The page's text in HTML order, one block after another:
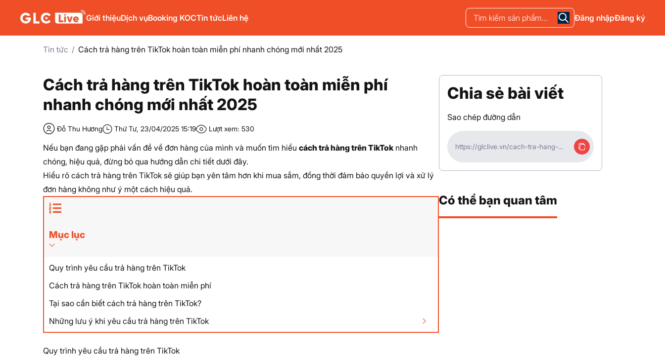
Giới thiệuDịch vụBooking KOCTin tứcLiên hệ Đăng nhậpĐăng ký
Tin tức Cách trả hàng trên TikTok hoàn toàn miễn phí nhanh chóng mới nhất 2025
Cách trả hàng trên TikTok hoàn toàn miễn phí
nhanh chóng mới nhất 2025
Đỗ Thu Hương Thứ Tư, 23/04/2025 15:19 Lượt xem: 530
Nếu bạn đang gặp phải vấn đề về đơn hàng của mình và muốn tìm hiểu cách trả hàng trên TikTok nhanh
chóng, hiệu quả, đừng bỏ qua hướng dẫn chi tiết dưới đây.
Hiểu rõ cách trả hàng trên TikTok sẽ giúp bạn yên tâm hơn khi mua sắm, đồng thời đảm bảo quyền lợi và xử lý
đơn hàng không như ý một cách hiệu quả.
Mục lục
Quy trình yêu cầu trả hàng trên TikTok
Cách trả hàng trên TikTok hoàn toàn miễn phí
Tại sao cần biết cách trả hàng trên TikTok?
Những lưu ý khi yêu cầu trả hàng trên TikTok
Quy trình yêu cầu trả hàng trên TikTok
Chia sẻ bài viết
Sao chép đường dẫn
https://glclive.vn/cach-tra-hang-
Có thể bạn quan tâm